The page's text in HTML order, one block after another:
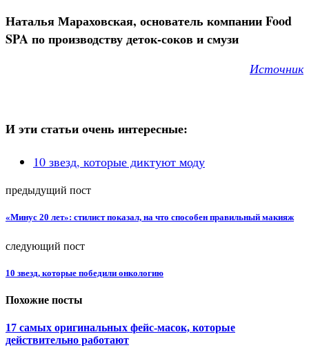
Наталья Мараховская, основатель компании Food
SPA по производству деток-соков и смузи
Источник
И эти статьи очень интересные:
10 звезд, которые диктуют моду
предыдущий пост
«Минус 20 лет»: стилист показал, на что способен правильный макияж
следующий пост
10 звезд, которые победили онкологию
Похожие посты
17 самых оригинальных фейс-масок, которые
действительно работают